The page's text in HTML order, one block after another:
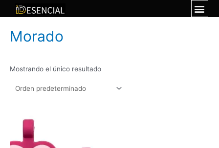
Morado
Mostrando el único resultado